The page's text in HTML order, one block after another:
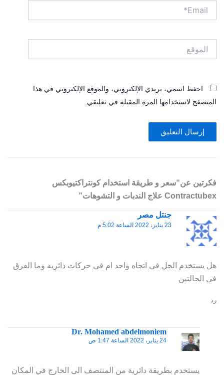
احفظ اسمي، بريدي الإلكتروني، والموقع الإلكتروني في هذا
المتصفح لاستخدامها المرة المقبلة في تعليقي.
فكرتين عن“سعر و طريقة استخدام كونتراكتيوبكس
Contractubex علاج الندبات و التشوهات”
جنتل مصر
23 يناير، 2022 الساعة 5:02 م
هل يستخدم الجل في اتجاه واحد ام في حركات دائريه وما الفرق
في الحالتين
رد
Dr. Mohamed abdelmoniem
24 يناير، 2022 الساعة 1:47 ص
يستخدم بطريقة دائرية من المنتصف الى الخارج في المكان